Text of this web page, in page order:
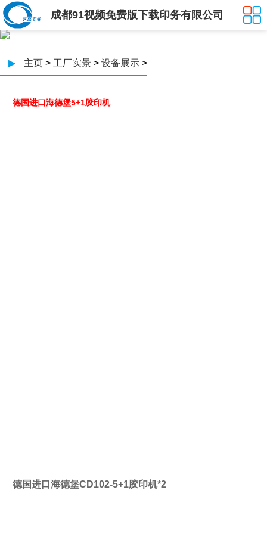
成都91视频免费版下载印务有限公司
▶ 主页 > 工厂实景 > 设备展示 >
德国进口海德堡5+1胶印机
德国进口海德堡CD102-5+1胶印机*2